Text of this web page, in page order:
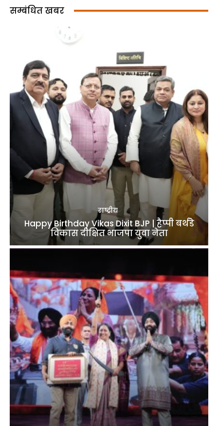
सम्बंधित खबर
राष्ट्रीय
Happy Birthday Vikas Dixit BJP | हैप्पी बर्थडे
विकास दीक्षित भाजपा युवा नेता